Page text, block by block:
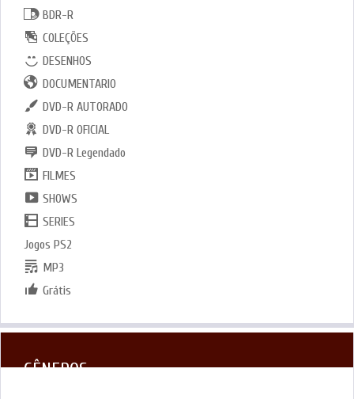
BDR-R
COLEÇÕES
DESENHOS
DOCUMENTARIO
DVD-R AUTORADO
DVD-R OFICIAL
DVD-R Legendado
FILMES
SHOWS
SERIES
Jogos PS2
MP3
Grátis
GÊNEROS